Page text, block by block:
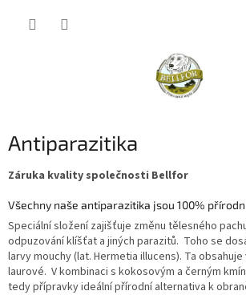
Antiparazitika
Záruka kvality společnosti Bellfor
Všechny naše antiparazitika jsou 100%
Speciální složení zajišťuje změnu tělesného
odpuzování klíšťat a jiných parazitů. Toho se
larvy mouchy (lat. Hermetia illucens). Ta
laurové. V kombinaci s kokosovým a černým
tedy přípravky ideální přírodní alternativa k